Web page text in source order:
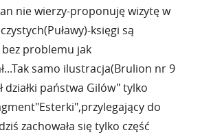
nie wierzy-proponuję wizytę w
księgi są
problemu jak
samo ilustracja(Brulion nr 9
działki państwa Gilów" tylko
do
zachowała się tylko część